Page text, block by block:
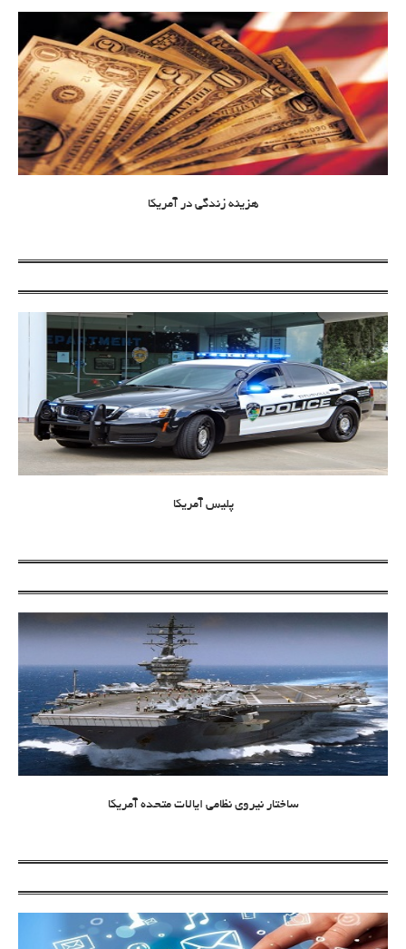
هزینه زندگی در آمریکا
پلیس آمریکا
ساختار نیروی نظامی ایالات متحده آمریکا